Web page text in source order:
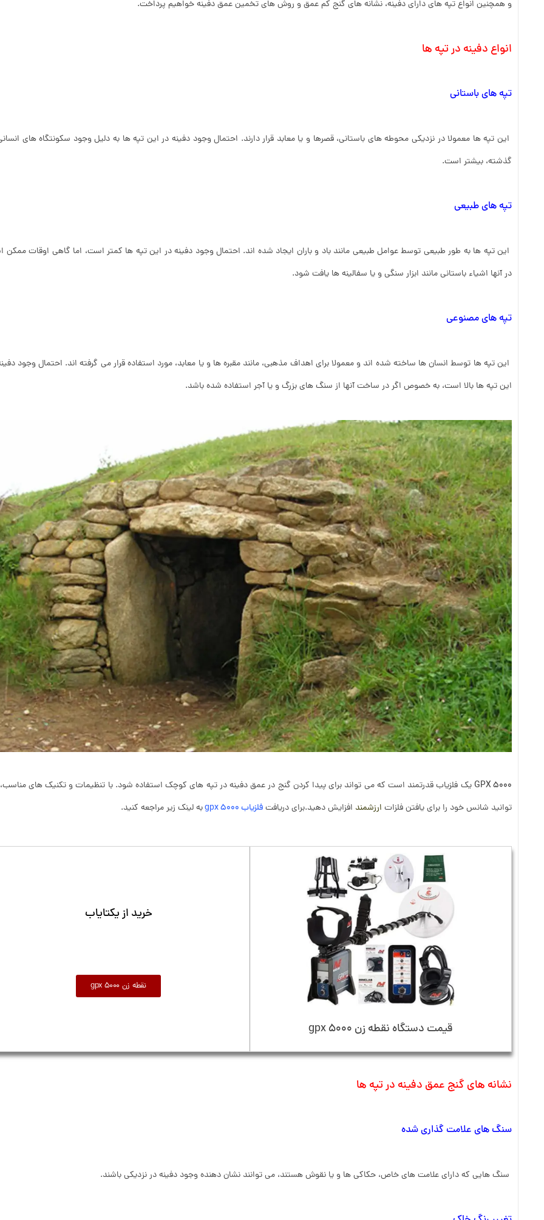
و همچنین انواع تپه های دارای دفینه، نشانه های گنج کم عمق و روش های تخمین عمق دفینه خواهیم پرداخت.
انواع دفینه در تپه ها
تپه های باستانی
این تپه ها معمولا در نزدیکی محوطه های باستانی، قصرها و یا معابد قرار دارند. احتمال وجود دفینه در این تپه ها به دلیل وجود سکونتگاه های
گذشته، بیشتر است.
تپه های طبیعی
این تپه ها به طور طبیعی توسط عوامل طبیعی مانند باد و باران ایجاد شده اند. احتمال وجود دفینه در این تپه ها کمتر است، اما گاهی اوقات
در آنها اشیاء باستانی مانند ابزار سنگی و یا سفالینه ها یافت شود.
تپه های مصنوعی
این تپه ها توسط انسان ها ساخته شده اند و معمولا برای اهداف مذهبی، مانند مقبره ها و یا معابد، مورد استفاده قرار می گرفته اند. احتمال وجود
این تپه ها بالا است، به خصوص اگر در ساخت آنها از سنگ های بزرگ و یا آجر استفاده شده باشد.
GPX 5000یک فلزیاب قدرتمند است که می تواند برای پیدا کردن گنج در عمق دفینه در تپه های کوچک استفاده شود. با تنظیمات و تکنیک های
توانید شانس خود را برای یافتن فلزات ارزشمند افزایش دهید.برای دریافتفلزیاب gpx 5000 به لینک زیر مراجعه کنید.
قیمت دستگاه نقطه زن gpx 5000
خرید از یکتایاب
نقطه زن gpx 5000
نشانه های گنج عمق دفینه در تپه ها
سنگ های علامت گذاری شده
سنگ هایی که دارای علامت های خاص، حکاکی ها و یا نقوش هستند، می توانند نشان دهنده وجود دفینه در نزدیکی باشند.